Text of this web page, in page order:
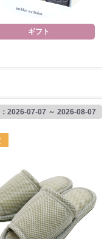
ギフト
2026-07-07 ～ 2026-08-07